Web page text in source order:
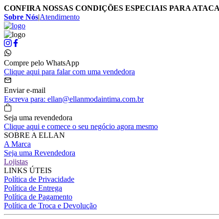
CONFIRA NOSSAS CONDIÇÕES ESPECIAIS PARA
Sobre Nós|Atendimento
Compre pelo WhatsApp
Clique aqui para falar com uma vendedora
Enviar e-mail
Escreva para: ellan@ellanmodaintima.com.br
Seja uma revendedora
Clique aqui e comece o seu negócio agora mesmo
SOBRE A ELLAN
A Marca
Seja uma Revendedora
Lojistas
LINKS ÚTEIS
Política de Privacidade
Política de Entrega
Política de Pagamento
Política de Troca e Devolução